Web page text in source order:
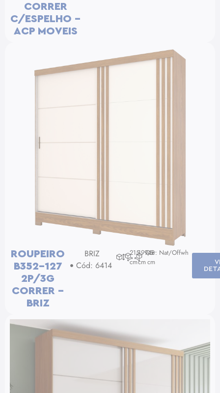
CORRER
C/ESPELHO –
ACP MOVEIS
ROUPEIRO
B352-127
2P/3G
CORRER –
BRIZ
BRIZ
Cód: 6414
215
cm
199,5
cm
48
cm
Cor: Nat/Offwh